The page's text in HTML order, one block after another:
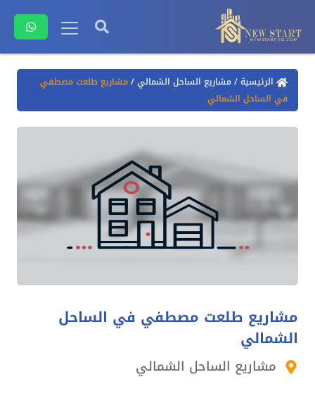
الرئيسية/مشاريع الساحل الشمالي/مشاريع طلعت مصطفي
في الساحل الشمالي
مشاريع طلعت مصطفي في الساحل
الشمالي
مشاريع الساحل الشمالي